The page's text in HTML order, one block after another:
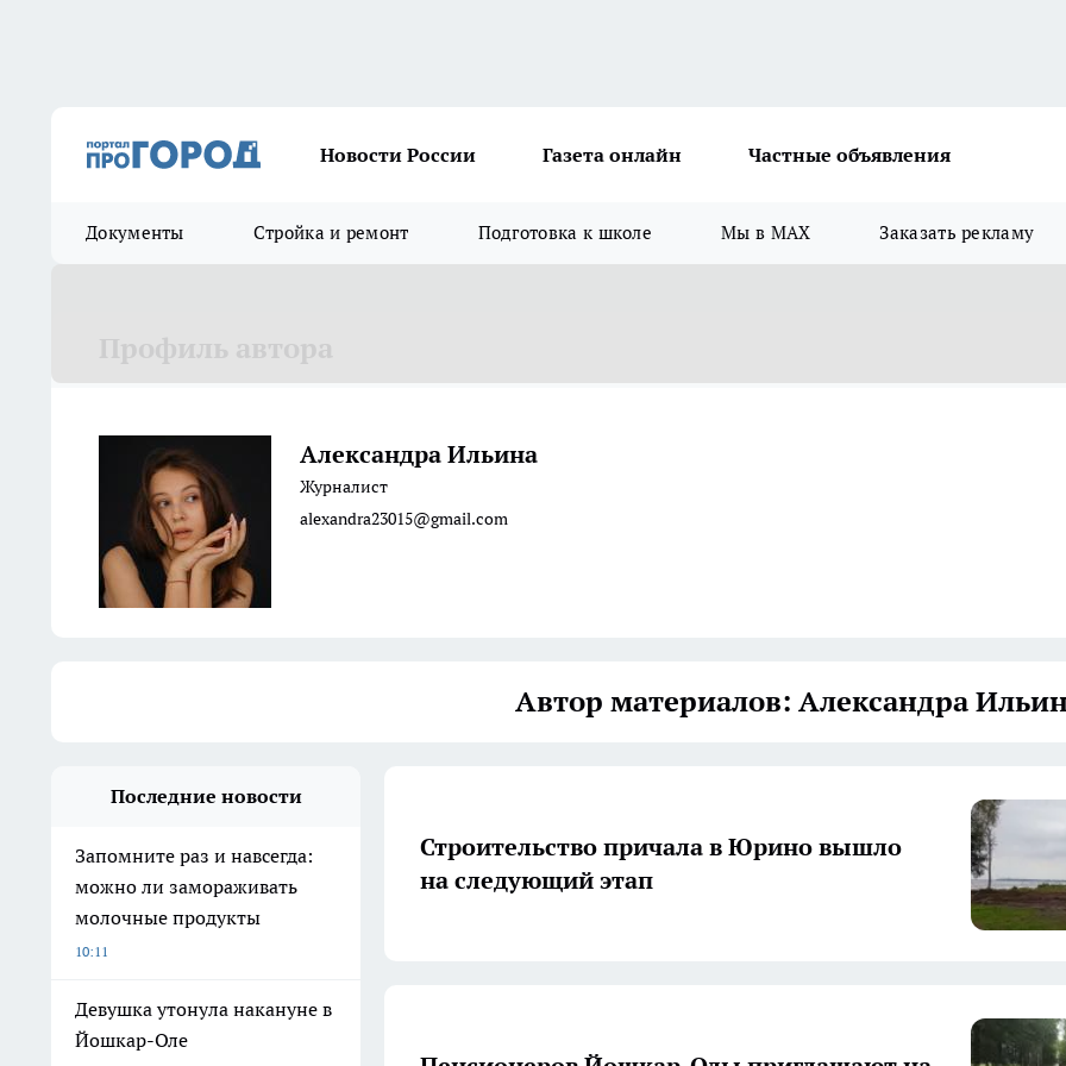
Новости России Газета онлайн Частные объявления
Документы Стройка и ремонт Подготовка к школе Мы в MAX Заказать рекламу
Александра Ильина
Журналист
alexandra23015@gmail.com
Автор материалов: Александра
Последние новости
Запомните раз и навсегда:
можно ли замораживать
молочные продукты
10:11
Девушка утонула накануне в
Йошкар-Оле
Строительство причала в Юрино вышло
на следующий этап